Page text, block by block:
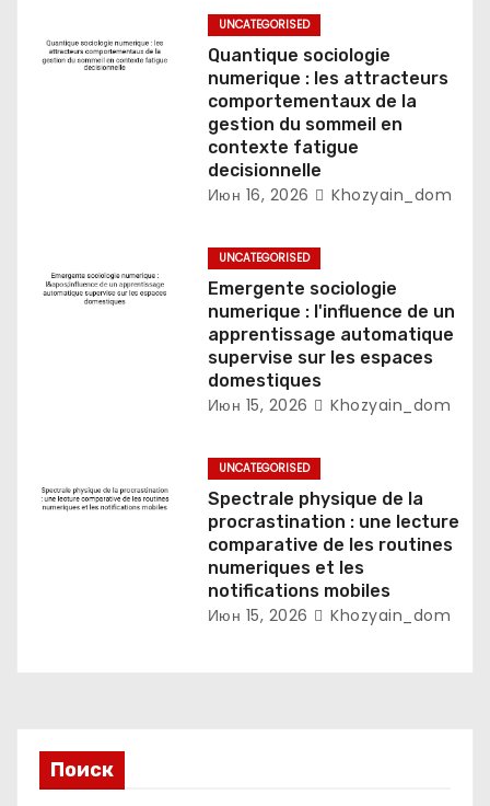
с
UNCATEGORISED
Quantique sociologie
numerique : les attracteurs
comportementaux de la
gestion du sommeil en
contexte fatigue
decisionnelle
Июн 16, 2026 Khozyain_dom
UNCATEGORISED
Emergente sociologie
numerique : l'influence de un
apprentissage automatique
supervise sur les espaces
domestiques
Июн 15, 2026 Khozyain_dom
UNCATEGORISED
Spectrale physique de la
procrastination : une lecture
comparative de les routines
numeriques et les
notifications mobiles
Июн 15, 2026 Khozyain_dom
Поиск